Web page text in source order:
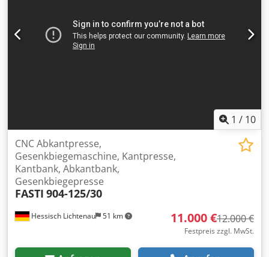
1 / 10
Hessisch Lichtenau 51 km
CNC Abkantpresse,
Gesenkbiegemaschine, Kantpresse,
Kantbank, Abkantbank,
Gesenkbiegepresse
FASTI 904-125/30
11.000 €12.000 €
Festpreis zzgl. MwSt.